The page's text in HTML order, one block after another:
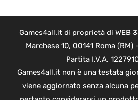
Games4all.it di proprietà di WEB
Marchese 10, 00141 Roma (RM)
Partita I.V.A.
Games4all.it non è una testata
viene aggiornato senza alcuna